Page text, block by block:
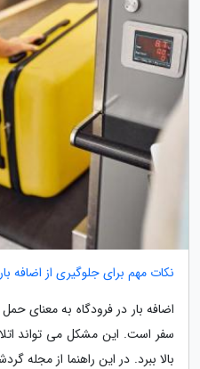
نکات مهم برای جلوگیری از اضافه
اضافه بار در فرودگاه به معنای
سفر است. این مشکل می تواند
بالا ببرد. در این راهنما از مجله